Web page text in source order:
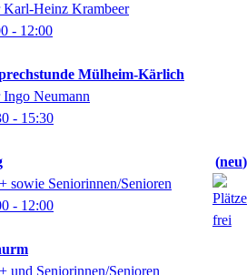
Heinz Krambeer
- 12:00
Mülheim-Kärlich
Neumann
- 15:30
neu
sowie Seniorinnen/Senioren
- 12:00
und Seniorinnen/Senioren